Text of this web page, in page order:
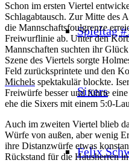
Spieltag
Sixers
Felix
Schon im ersten Viertel
Schlagabtausch. Zur Mitte des
die Mannschaftsfoulgrenze
Freiwurflinie ab. Unter den
Mannschaften suchten ihr
Szene des Viertels sorgte
Feld zurücksprintete und den
Michels spektakulär blockte.
Freiwürfe besser und führte
ehe die Sixers mit einem 5:0-
Auch im zweiten Viertel blieb
Würfe von außen, aber wenig
ihre Distanzwürfe etwas
Rückstand für die Hausherren